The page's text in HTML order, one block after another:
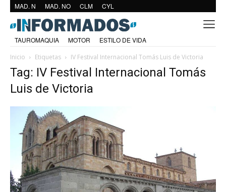
MAD. N MAD. NO CLM CYL
TAUROMAQUIA MOTOR
ESTILO DE VIDA
Inicio
Etiquetas IV Festival Internacional Tomás Luis de Victoria
Tag: IV Festival Internacional Tomás
Luis de Victoria